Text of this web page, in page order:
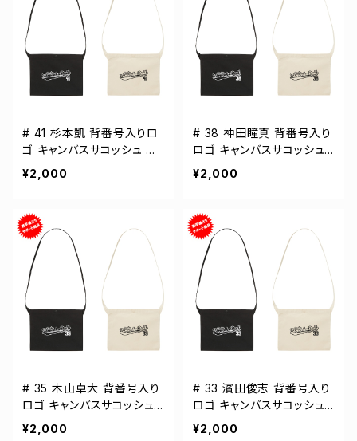
# 41 杉本凱 背番号入りロ
ゴ キャンバスサコッシュ 選
手還元 2カラー 001461
¥2,000
# 38 神田瞳真 背番号入り
ロゴ キャンバスサコッシュ
選手還元 2カラー 001461
¥2,000
# 35 木山卓大 背番号入り
ロゴ キャンバスサコッシュ
選手還元 2カラー 001461
¥2,000
# 33 濱田俊志 背番号入り
ロゴ キャンバスサコッシュ
選手還元 2カラー 001461
¥2,000